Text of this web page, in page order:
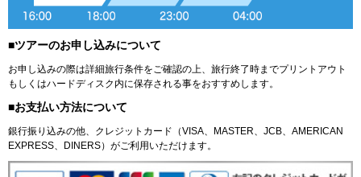
■ツアーのお申し込みについて
お申し込みの際は詳細旅行条件をご確認の上、旅行終了時までプリントアウト
もしくはハードディスク内に保存される事をおすすめします。
■お支払い方法について
銀行振り込みの他、クレジットカード（VISA、MASTER、JCB、AMERICAN
EXPRESS、DINERS）がご利用いただけます。